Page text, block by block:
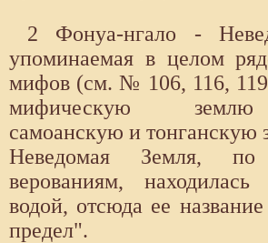
2 Фонуа-нгало -
упоминаемая в целом
мифов (см. № 106, 116,
мифическую
самоанскую и тонганскую
Неведомая Земля, по
верованиям,
водой, отсюда ее
предел".